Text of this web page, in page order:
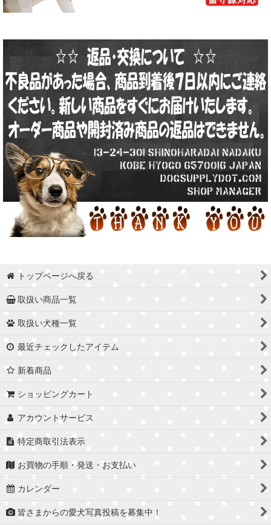
トップページへ戻る
取扱い商品一覧
取扱い犬種一覧
最近チェックしたアイテム
新着商品
ショッピングカート
アカウントサービス
特定商取引法表示
お買物の手順・発送・お支払い
カレンダー
皆さまからの愛犬写真投稿を募集中！